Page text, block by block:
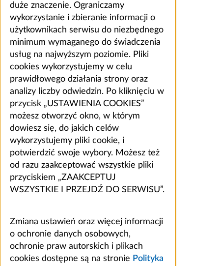
duże znaczenie. Ograniczamy
wykorzystanie i zbieranie informacji o
użytkownikach serwisu do niezbędnego
minimum wymaganego do świadczenia
usług na najwyższym poziomie. Pliki
cookies wykorzystujemy w celu
prawidłowego działania strony oraz
analizy liczby odwiedzin. Po kliknięciu w
przycisk „USTAWIENIA COOKIES”
możesz otworzyć okno, w którym
dowiesz się, do jakich celów
wykorzystujemy pliki cookie, i
potwierdzić swoje wybory. Możesz też
od razu zaakceptować wszystkie pliki
przyciskiem „ZAAKCEPTUJ
WSZYSTKIE I PRZEJDŹ DO SERWISU”.
Zmiana ustawień oraz więcej informacji
o ochronie danych osobowych,
ochronie praw autorskich i plikach
cookies dostępne są na stronie Polityka